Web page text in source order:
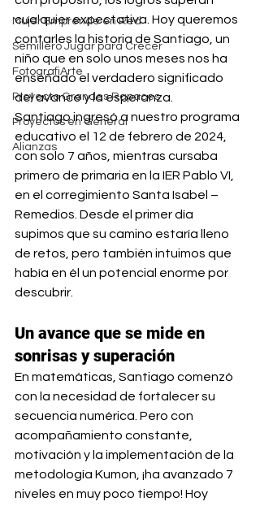
Mujer Emprende en Red
Semillero Jugar para Crecer
FotografiArte
Proyecto Grandes Rapaces
Proyectos en General
Alianzas
cualquier expectativa. Hoy queremos
contarles la historia de Santiago, un
niño que en solo unos meses nos ha
enseñado el verdadero significado
del avance y la esperanza.
Santiago ingresó a nuestro programa
educativo el 12 de febrero de 2024,
con solo 7 años, mientras cursaba
primero de primaria en la IER Pablo VI,
en el corregimiento Santa Isabel –
Remedios. Desde el primer día
supimos que su camino estaría lleno
de retos, pero también intuimos que
había en él un potencial enorme por
descubrir.
Un avance que se mide en
sonrisas y superación
En matemáticas, Santiago comenzó
con la necesidad de fortalecer su
secuencia numérica. Pero con
acompañamiento constante,
motivación y la implementación de la
metodología Kumon, ¡ha avanzado 7
niveles en muy poco tiempo! Hoy